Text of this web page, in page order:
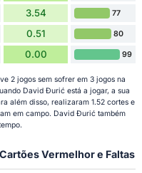
3.54 77
0.51 80
0.00 99
2 jogos sem sofrer em 3 jogos na
David Đurić está a jogar, a sua
além disso, realizaram 1.52 cortes e
em campo. David Đurić também
Vermelhor e Faltas